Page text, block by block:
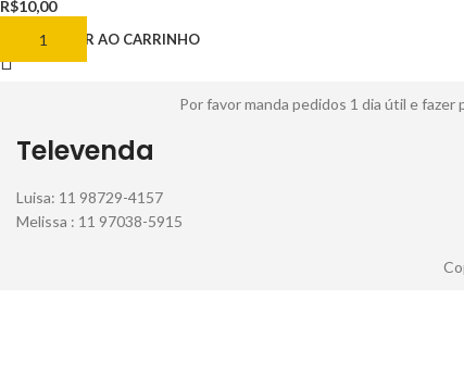
R$10,00
ADICIONAR AO CARRINHO
Por favor manda pedidos 1 dia útil e
Televenda
Luisa: 11 98729-4157
Melissa : 11 97038-5915